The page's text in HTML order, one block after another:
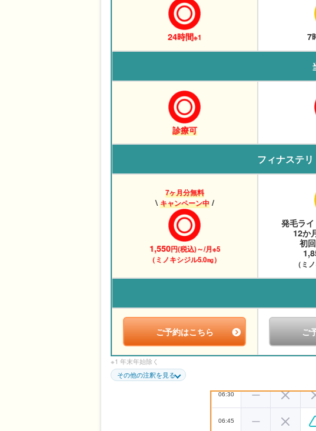
24時間※1 7
診療可
フィナステ
7ヶ月分無料
\キャンペーン中/
1,550円(税込)～/月※5
（ミノキシジル5.0㎎）
発毛ライ
12か
初
（ミ
ご予約はこちら ご
※1 年末年始除く
※2 診療時間は、土日祝日をはじめ日によって異なる場合がございます
生 ※5 12か月プランのキャンペーン適用価格。クーポンコードを入力し
※7 12ヶ月ごと定期配送の場合 / 公的医療保険適用外（総額19,800円
26,615円、別途送料550円。処方されなかった場合は診察料1,650円
その他の注釈を見る